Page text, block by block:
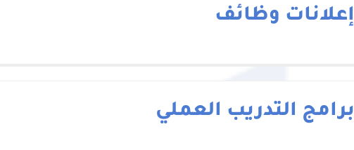
إعلانات وظائف
برامج التدريب العملي